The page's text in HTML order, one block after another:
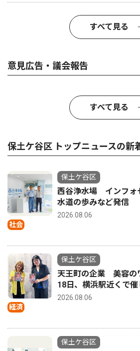
すべて見る
意見広告・議会報告
すべて見る
保土ケ谷区 トップニュースの新
社会
保土ケ谷区
西谷浄水場 インフ
水道の歩みなど発信
2026.08.06
経済
保土ケ谷区
天王町の企業 美容の
18日、横浜駅近くで催
2026.08.06
保土ケ谷区